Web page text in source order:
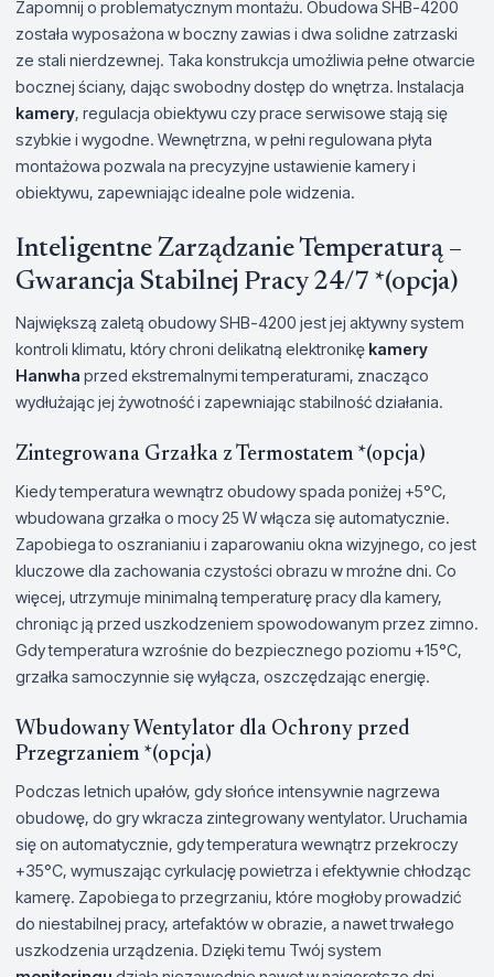
Zapomnij o problematycznym montażu. Obudowa SHB-4200
została wyposażona w boczny zawias i dwa solidne zatrzaski
ze stali nierdzewnej. Taka konstrukcja umożliwia pełne otwarcie
bocznej ściany, dając swobodny dostęp do wnętrza. Instalacja
kamery, regulacja obiektywu czy prace serwisowe stają się
szybkie i wygodne. Wewnętrzna, w pełni regulowana płyta
montażowa pozwala na precyzyjne ustawienie kamery i
obiektywu, zapewniając idealne pole widzenia.
Inteligentne Zarządzanie Temperaturą –
Gwarancja Stabilnej Pracy 24/7 *(opcja)
Największą zaletą obudowy SHB-4200 jest jej aktywny system
kontroli klimatu, który chroni delikatną elektronikę kamery
Hanwha przed ekstremalnymi temperaturami, znacząco
wydłużając jej żywotność i zapewniając stabilność działania.
Zintegrowana Grzałka z Termostatem *(opcja)
Kiedy temperatura wewnątrz obudowy spada poniżej +5°C,
wbudowana grzałka o mocy 25 W włącza się automatycznie.
Zapobiega to oszranianiu i zaparowaniu okna wizyjnego, co jest
kluczowe dla zachowania czystości obrazu w mroźne dni. Co
więcej, utrzymuje minimalną temperaturę pracy dla kamery,
chroniąc ją przed uszkodzeniem spowodowanym przez zimno.
Gdy temperatura wzrośnie do bezpiecznego poziomu +15°C,
grzałka samoczynnie się wyłącza, oszczędzając energię.
Wbudowany Wentylator dla Ochrony przed
Przegrzaniem *(opcja)
Podczas letnich upałów, gdy słońce intensywnie nagrzewa
obudowę, do gry wkracza zintegrowany wentylator. Uruchamia
się on automatycznie, gdy temperatura wewnątrz przekroczy
+35°C, wymuszając cyrkulację powietrza i efektywnie chłodząc
kamerę. Zapobiega to przegrzaniu, które mogłoby prowadzić
do niestabilnej pracy, artefaktów w obrazie, a nawet trwałego
uszkodzenia urządzenia. Dzięki temu Twój system